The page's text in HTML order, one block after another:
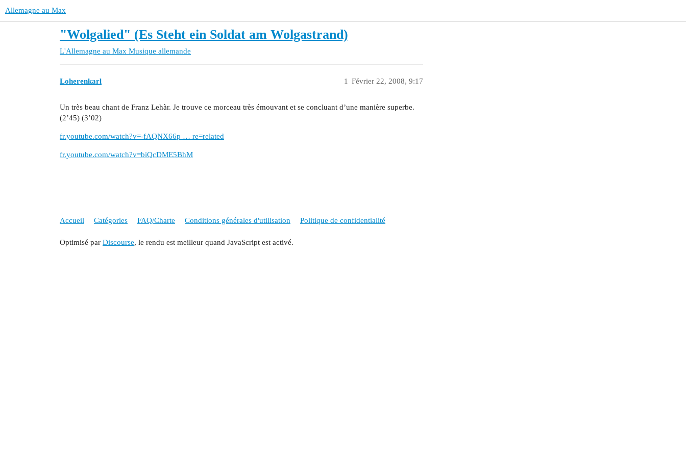
Allemagne au Max
"Wolgalied" (Es Steht ein Soldat am Wolgastrand)
L'Allemagne au Max Musique allemande
Loherenkarl Février 22, 2008, 9:17
1
Un très beau chant de Franz Lehàr. Je trouve ce morceau très émouvant et se concluant d’une manière superbe.
(2’45) (3’02)
fr.youtube.com/watch?v=-fAQNX66p … re=related
fr.youtube.com/watch?v=biQcDME5BhM
Accueil Catégories FAQ/Charte Conditions générales d'utilisation Politique de confidentialité
Optimisé par Discourse, le rendu est meilleur quand JavaScript est activé.